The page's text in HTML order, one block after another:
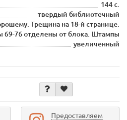
144 с.
твердый библиотечный
Трещина на 18-й странице.
69-76 отделены от блока. Штампы
увеличенный
Предоставляем